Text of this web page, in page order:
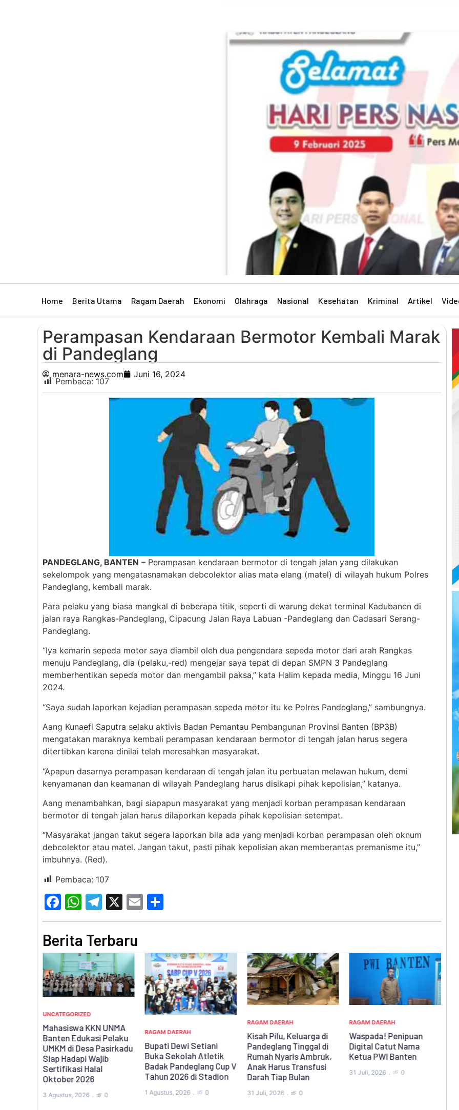
Home Berita Utama Ragam Daerah Ekonomi Olahraga Nasional Kesehatan Kriminal Artikel
Perampasan Kendaraan Bermotor Kembali Marak
di Pandeglang
menara-news.com Juni 16, 2024
Pembaca: 107
PANDEGLANG, BANTEN – Perampasan kendaraan bermotor di tengah jalan yang dilakukan
sekelompok yang mengatasnamakan debcolektor alias mata elang (matel) di wilayah hukum Polres
Pandeglang, kembali marak.
Para pelaku yang biasa mangkal di beberapa titik, seperti di warung dekat terminal Kadubanen di
jalan raya Rangkas-Pandeglang, Cipacung Jalan Raya Labuan -Pandeglang dan Cadasari Serang-
Pandeglang.
“Iya kemarin sepeda motor saya diambil oleh dua pengendara sepeda motor dari arah Rangkas
menuju Pandeglang, dia (pelaku,-red) mengejar saya tepat di depan SMPN 3 Pandeglang
memberhentikan sepeda motor dan mengambil paksa,” kata Halim kepada media, Minggu 16 Juni
2024.
“Saya sudah laporkan kejadian perampasan sepeda motor itu ke Polres Pandeglang,” sambungnya.
Aang Kunaefi Saputra selaku aktivis Badan Pemantau Pembangunan Provinsi Banten (BP3B)
mengatakan maraknya kembali perampasan kendaraan bermotor di tengah jalan harus segera
ditertibkan karena dinilai telah meresahkan masyarakat.
“Apapun dasarnya perampasan kendaraan di tengah jalan itu perbuatan melawan hukum, demi
kenyamanan dan keamanan di wilayah Pandeglang harus disikapi pihak kepolisian,” katanya.
Aang menambahkan, bagi siapapun masyarakat yang menjadi korban perampasan kendaraan
bermotor di tengah jalan harus dilaporkan kepada pihak kepolisian setempat.
“Masyarakat jangan takut segera laporkan bila ada yang menjadi korban perampasan oleh oknum
debcolektor atau matel. Jangan takut, pasti pihak kepolisian akan memberantas premanisme itu,”
imbuhnya. (Red).
Pembaca: 107
Facebook
WhatsApp
Telegram
X Email
Berita Terbaru
UNCATEGORIZED
Mahasiswa KKN UNMA
Banten Edukasi Pelaku
UMKM di Desa Pasirkadu
Siap Hadapi Wajib
Sertifikasi Halal
Oktober 2026
3 Agustus, 2026 0
RAGAM DAERAH
Bupati Dewi Setiani
Buka Sekolah Atletik
Badak Pandeglang Cup V
Tahun 2026 di Stadion
1 Agustus, 2026 0
RAGAM DAERAH
Kisah Pilu, Keluarga di
Pandeglang Tinggal di
Rumah Nyaris Ambruk,
Anak Harus Transfusi
Darah Tiap Bulan
31 Juli, 2026 0
RAGAM DAERAH
Waspada! Penipuan
Digital Catut Nama
Ketua PWI Banten
31 Juli, 2026 0